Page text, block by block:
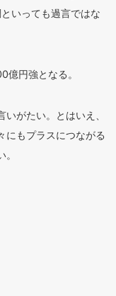
いっても過言ではな
円強となる。
がたい。とはいえ、
にもプラスにつながる